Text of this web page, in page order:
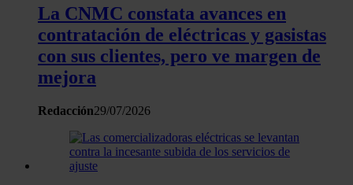
que les haya proporcionado o que hayan recopilado a
partir del uso que haya hecho de sus servicios.
La CNMC constata avances en
contratación de eléctricas y gasistas
con sus clientes, pero ve margen de
mejora
Redacción29/07/2026